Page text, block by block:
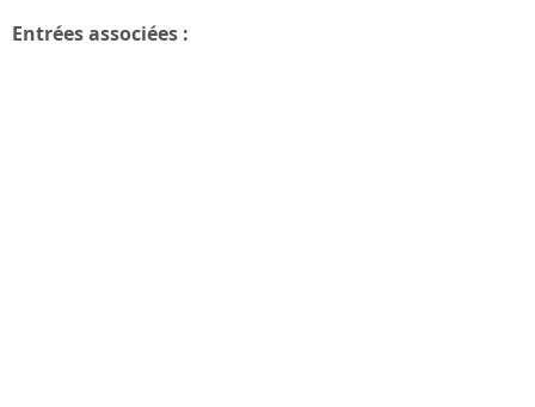
Entrées associées :